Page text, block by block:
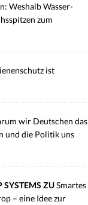
Weshalb Wasser-
zum
ist
wir Deutschen das
und die Politik uns
ZUSmartes
– eine Idee zur